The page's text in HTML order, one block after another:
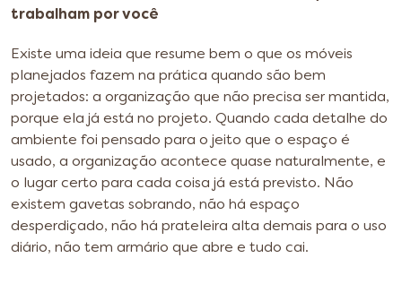
trabalham por você
Existe uma ideia que resume bem o que os móveis
planejados fazem na prática quando são bem
projetados: a organização que não precisa ser mantida,
porque ela já está no projeto. Quando cada detalhe do
ambiente foi pensado para o jeito que o espaço é
usado, a organização acontece quase naturalmente, e
o lugar certo para cada coisa já está previsto. Não
existem gavetas sobrando, não há espaço
desperdiçado, não há prateleira alta demais para o uso
diário, não tem armário que abre e tudo cai.